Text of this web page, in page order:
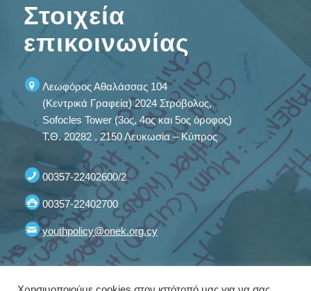
Στοιχεία
επικοινωνίας
Λεωφόρος Αθαλάσσας 104
(Κεντρικά Γραφεία) 2024 Στρόβολος,
Sofocles Tower (3ος, 4ος και 5ος όροφος)
Τ.Θ. 20282 , 2150 Λευκωσία – Κύπρος
00357-22402600/2
00357-22402700
youthpolicy@onek.org.cy